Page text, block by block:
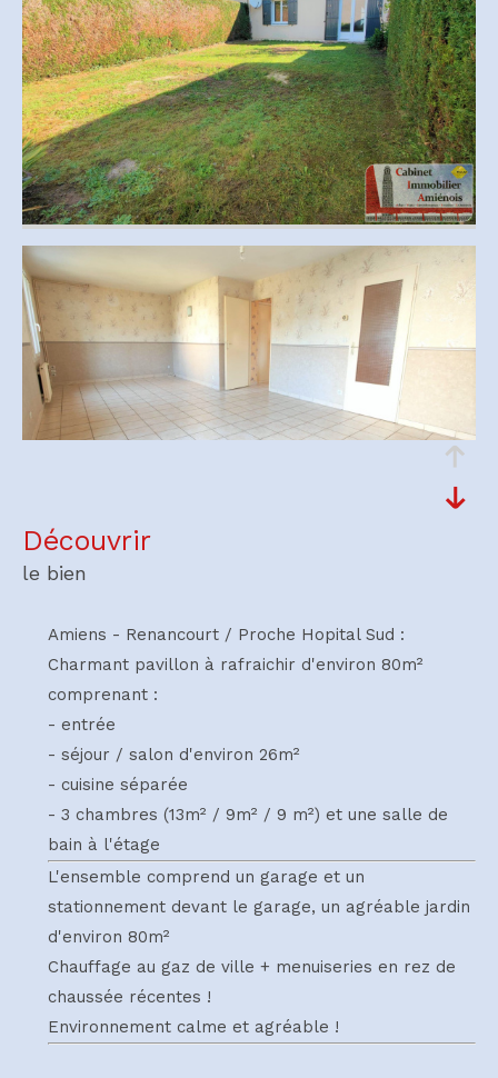
découvrir
le bien
Amiens - Renancourt / Proche Hopital Sud :
Charmant pavillon à rafraichir d'environ 80m²
comprenant :
- entrée
- séjour / salon d'environ 26m²
- cuisine séparée
- 3 chambres (13m² / 9m² / 9 m²) et une salle de
bain à l'étage
L'ensemble comprend un garage et un
stationnement devant le garage, un agréable jardin
d'environ 80m²
Chauffage au gaz de ville + menuiseries en rez de
chaussée récentes !
Environnement calme et agréable !